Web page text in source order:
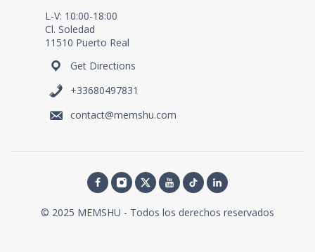
L-V: 10:00-18:00
Cl. Soledad
11510 Puerto Real
Get Directions
+33680497831
contact@memshu.com
© 2025 MEMSHU - Todos los derechos reservados